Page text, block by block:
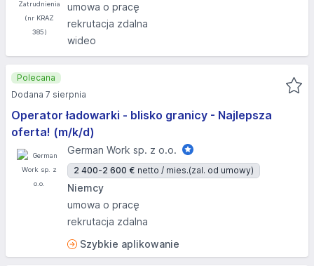
umowa o pracę
rekrutacja zdalna
wideo
Operator ładowarki - blisko granicy - Najlepsza
oferta! (m/k/d)
German Work sp. z o.o.
2 400-2 600 € netto / mies.(zal. od umowy)
Niemcy
umowa o pracę
rekrutacja zdalna
Szybkie aplikowanie
Polecana
Dodana 7 sierpnia